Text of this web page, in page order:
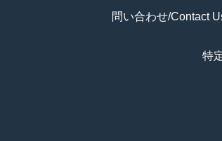
問い合わせ/Contact
特